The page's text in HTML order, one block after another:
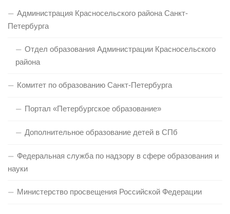
Администрация Красносельского района Санкт-
Петербурга
Отдел образования Администрации Красносельского
района
Комитет по образованию Санкт-Петербурга
Портал «Петербургское образование»
Дополнительное образование детей в СПб
Федеральная служба по надзору в сфере образования и
науки
Министерство просвещения Российской Федерации